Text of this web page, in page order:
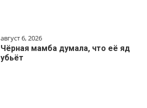
август 6, 2026
Чёрная мамба думала, что её яд
убьёт